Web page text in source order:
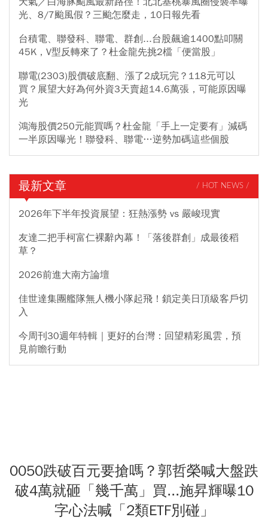
光、8/7颱風假？三颱怎麼走，10日報先看
台積電、聯發科、聯電、群創...台股飆逾1400點叩關
45K，V型反轉來了？杜金龍先挑2檔「便當股」
聯電(2303)股價破底翻、漲了2成玩完？118元可以
買？展望大好為何外資3天賣超14.6萬張，可能原因曝
光
鴻海股價250元能買嗎？杜金龍「手上一定要有」減碼
一半原因曝光！聯發科、聯電…逆勢加碼這些個股
最新文章 / HOT NEWS /
2026年下半年投資展望：狂熱漲勢 vs 嚴峻現實
友達二把手柯富仁裸辭內幕！「落後群創」成最後稻
草？
2026前進大南方論壇
佳世達集團艦隊無人機小隊起飛！鎖定美日頂級客戶切
入
今周刊30週年特輯｜更好的台灣：回望精彩風雲，預
見前瞻行動
0050跌破百元要搶嗎？郭哲榮喊大盤跌
破4萬就砸「幾千萬」買...施昇輝曝10
字心法喊「2類ETF別碰」